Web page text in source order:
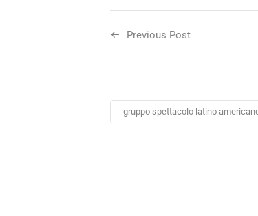
Previous Post
gruppo spettacolo latino